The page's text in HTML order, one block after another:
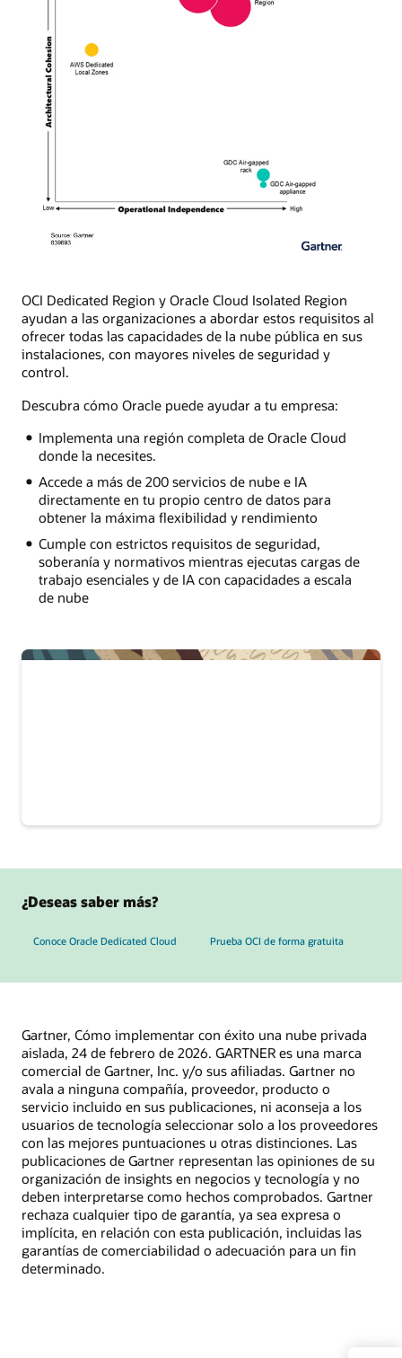
OCI Dedicated Region y Oracle Cloud Isolated Region
ayudan a las organizaciones a abordar estos requisitos al
ofrecer todas las capacidades de la nube pública en sus
instalaciones, con mayores niveles de seguridad y
control.
Descubra cómo Oracle puede ayudar a tu empresa:
Implementa una región completa de Oracle Cloud
donde la necesites.
Accede a más de 200 servicios de nube e IA
directamente en tu propio centro de datos para
obtener la máxima flexibilidad y rendimiento
Cumple con estrictos requisitos de seguridad,
soberanía y normativos mientras ejecutas cargas de
trabajo esenciales y de IA con capacidades a escala
de nube
¿Deseas saber más?
Conoce Oracle Dedicated Cloud Prueba OCI de forma gratuita
Gartner, Cómo implementar con éxito una nube privada
aislada, 24 de febrero de 2026. GARTNER es una marca
comercial de Gartner, Inc. y/o sus afiliadas. Gartner no
avala a ninguna compañía, proveedor, producto o
servicio incluido en sus publicaciones, ni aconseja a los
usuarios de tecnología seleccionar solo a los proveedores
con las mejores puntuaciones u otras distinciones. Las
publicaciones de Gartner representan las opiniones de su
organización de insights en negocios y tecnología y no
deben interpretarse como hechos comprobados. Gartner
rechaza cualquier tipo de garantía, ya sea expresa o
implícita, en relación con esta publicación, incluidas las
garantías de comerciabilidad o adecuación para un fin
determinado.